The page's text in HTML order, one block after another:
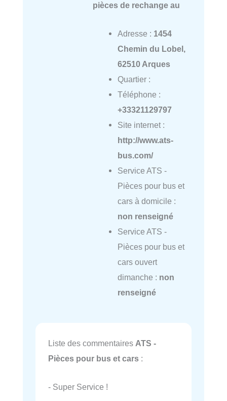
pièces de rechange au
Adresse : 1454
Chemin du Lobel,
62510 Arques
Quartier :
Téléphone :
+33321129797
Site internet :
http://www.ats-
bus.com/
Service ATS -
Pièces pour bus et
cars à domicile :
non renseigné
Service ATS -
Pièces pour bus et
cars ouvert
dimanche : non
renseigné
Liste des commentaires ATS -
Pièces pour bus et cars :
- Super Service !